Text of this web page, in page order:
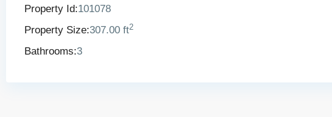
Property Id:101078
Property Size:307.00 ft2
Bathrooms:3